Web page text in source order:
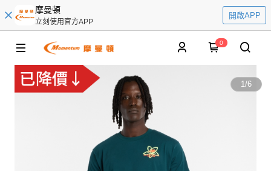
摩曼頓
立刻使用官方APP
開啟APP
0
1/6